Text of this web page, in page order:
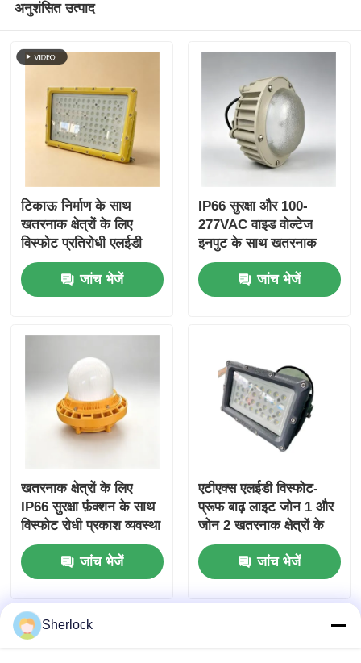
अनुशंसित उत्पाद
टिकाऊ निर्माण के साथ
खतरनाक क्षेत्रों के लिए
विस्फोट प्रतिरोधी एलईडी
फ्लडलाइट
जांच भेजें
IP66 सुरक्षा और 100-
277VAC वाइड वोल्टेज
इनपुट के साथ खतरनाक
क्षेत्रों के लिए विस्फोट-सबूत
एलईडी लाइटजांच भेजें
खतरनाक क्षेत्रों के लिए
IP66 सुरक्षा फ़ंक्शन के साथ
विस्फोट रोधी प्रकाश व्यवस्था
जांच भेजें
एटीएक्स एलईडी विस्फोट-
प्रूफ बाढ़ लाइट जोन 1 और
जोन 2 खतरनाक क्षेत्रों के
लिए
जांच भेजें
Sherlock